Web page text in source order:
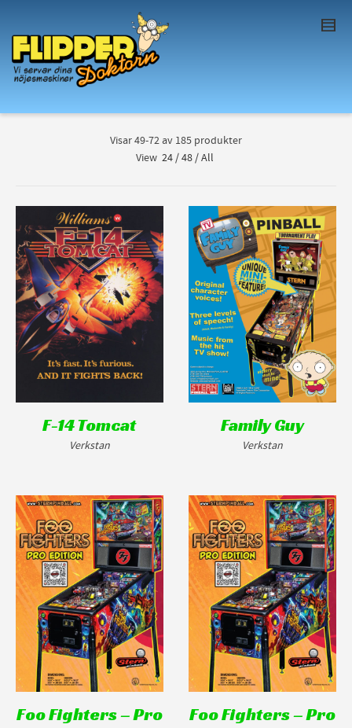
product
. Show
me thecolour
Visar 49-72 av 185 produkter
View 24/48/All
F-14 Tomcat
Verkstan
Family Guy
Verkstan
Foo Fighters – Pro Foo Fighters – Pro